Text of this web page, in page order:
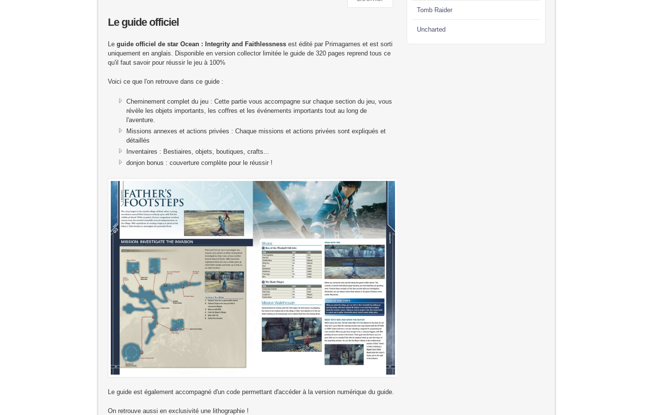
Le guide officiel
Le guide officiel de star Ocean : Integrity and Faithlessness est édité par Primagames et est sorti
uniquement en anglais. Disponible en version collector limitée le guide de 320 pages reprend tous ce
qu'il faut savoir pour réussir le jeu à 100%
Voici ce que l'on retrouve dans ce guide :
Cheminement complet du jeu : Cette partie vous accompagne sur chaque section du jeu, vous
révèle les objets importants, les coffres et les événements importants tout au long de
l'aventure.
Missions annexes et actions privées : Chaque missions et actions privées sont expliqués et
détaillés
Inventaires : Bestiaires, objets, boutiques, crafts...
donjon bonus : couverture complète pour le réussir !
Le guide est également accompagné d'un code permettant d'accéder à la version numérique du guide.
On retrouve aussi en exclusivité une lithographie !
Tomb Raider
Uncharted